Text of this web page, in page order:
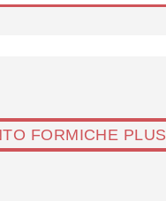
FORMICHE PLUS